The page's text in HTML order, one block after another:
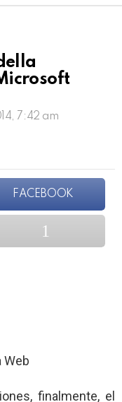
7:42 am
FACEBOOK
Web
finalmente, el